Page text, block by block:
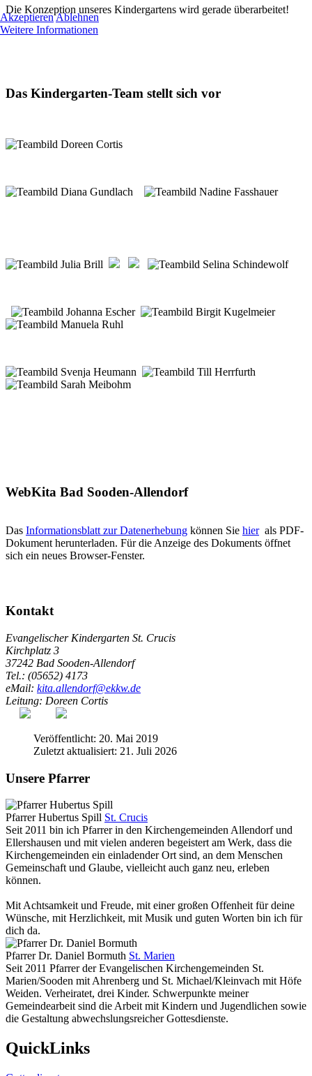
Die Konzeption unseres Kindergartens wird gerade überarbeitet!
Das Kindergarten-Team stellt sich vor
WebKita Bad Sooden-Allendorf
Das Informationsblatt zur Datenerhebung können Sie hierals PDF-
Dokument herunterladen. Für die Anzeige des Dokuments öffnet
sich ein neues Browser-Fenster.
Kontakt
Evangelischer Kindergarten St. Crucis
Kirchplatz 3
37242 Bad Sooden-Allendorf
Tel.: (05652) 4173
eMail: kita.allendorf@ekkw.de
Leitung: Doreen Cortis
Veröffentlicht: 20. Mai 2019
Zuletzt aktualisiert: 21. Juli 2026
Unsere Pfarrer
Pfarrer Hubertus Spill St. Crucis
Seit 2011 bin ich Pfarrer in den Kirchengemeinden Allendorf und
Ellershausen und mit vielen anderen begeistert am Werk, dass die
Kirchengemeinden ein einladender Ort sind, an dem Menschen
Gemeinschaft und Glaube, vielleicht auch ganz neu, erleben
können.
Mit Achtsamkeit und Freude, mit einer großen Offenheit für deine
Wünsche, mit Herzlichkeit, mit Musik und guten Worten bin ich für
dich da.
Pfarrer Dr. Daniel Bormuth St. Marien
Seit 2011 Pfarrer der Evangelischen Kirchengemeinden St.
Marien/Sooden mit Ahrenberg und St. Michael/Kleinvach mit Höfe
Weiden. Verheiratet, drei Kinder. Schwerpunkte meiner
Gemeindearbeit sind die Arbeit mit Kindern und Jugendlichen sowie
die Gestaltung abwechslungsreicher Gottesdienste.
QuickLinks
AkzeptierenAblehnen
Weitere Informationen